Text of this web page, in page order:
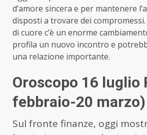
d’amore sincera e per mantenere
disposti a trovare dei
di cuore c’è un enorme
profila un nuovo incontro e
una relazione importante.
Oroscopo 16 luglio
febbraio-20 marzo)
Sul fronte finanze, oggi